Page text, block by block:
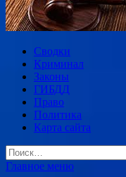
Сводки
Криминал
Законы
ГИБДД
Право
Политика
Карта сайта
Найти:
Главное меню